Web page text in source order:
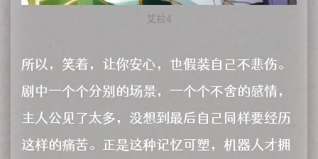
艾拉4
所以，笑着，让你安心，也假装自己不悲伤。
剧中一个个分别的场景，一个个不舍的感情，
主人公见了太多，没想到最后自己同样要经历
这样的痛苦。正是这种记忆可塑，机器人才拥